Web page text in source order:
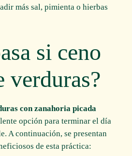
más sal, pimienta o hierbas
si ceno
verduras?
con zanahoria picada
opción para terminar el día
A continuación, se presentan
de esta práctica: